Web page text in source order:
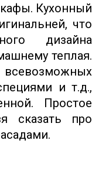
Кухонный
что
дизайна
теплая.
и т.д.,
Простое
сказать про